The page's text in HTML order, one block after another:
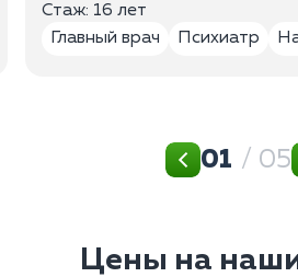
Стаж: 16 лет
Главный врач
Психиатр
01 / 05
Цены на наши